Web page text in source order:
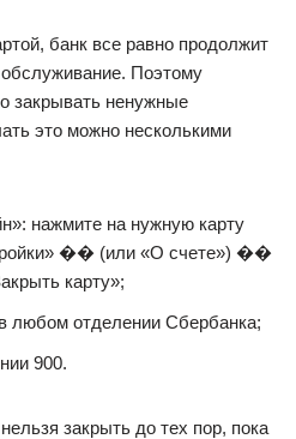
банк все равно продолжит
Поэтому
закрывать ненужные
это можно несколькими
нажмите на нужную карту
�� (или «О счете») ��
карту»;
любом отделении Сбербанка;
900.
закрыть до тех пор, пока